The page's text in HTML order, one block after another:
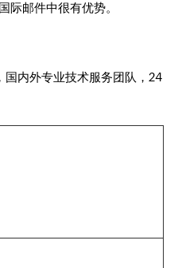
际邮件中很有优势。
内外专业技术服务团队，24